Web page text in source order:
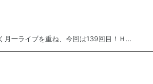
月一ライブを重ね、今回は139回目！Ｈ...